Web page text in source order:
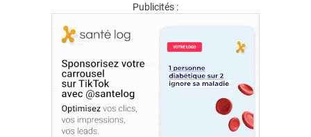
Publicités :